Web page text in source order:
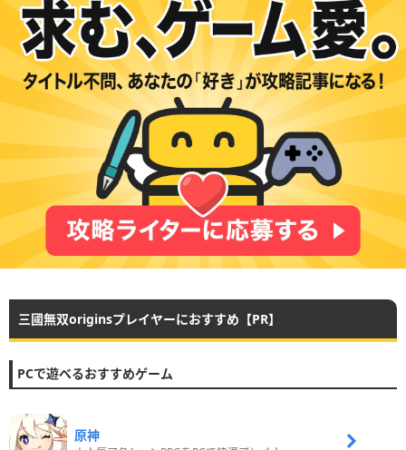
三國無双originsプレイヤーにおすすめ【PR】
PCで遊べるおすすめゲーム
原神